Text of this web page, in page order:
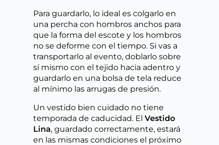
Para guardarlo, lo ideal es colgarlo en
una percha con hombros anchos para
que la forma del escote y los hombros
no se deforme con el tiempo. Si vas a
transportarlo al evento, doblarlo sobre
sí mismo con el tejido hacia adentro y
guardarlo en una bolsa de tela reduce
al mínimo las arrugas de presión.
Un vestido bien cuidado no tiene
temporada de caducidad. El Vestido
Lina, guardado correctamente, estará
en las mismas condiciones el próximo